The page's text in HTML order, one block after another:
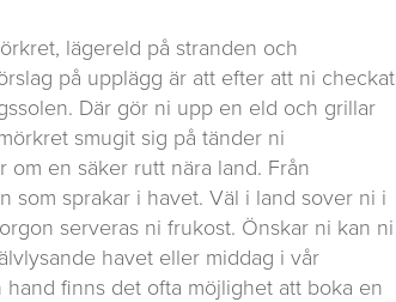
lägereld på stranden och
på upplägg är att efter att ni checkat
Där gör ni upp en eld och grillar
smugit sig på tänder ni
en säker rutt nära land. Från
som sprakar i havet. Väl i land sover ni i
serveras ni frukost. Önskar ni kan ni
havet eller middag i vår
finns det ofta möjlighet att boka en